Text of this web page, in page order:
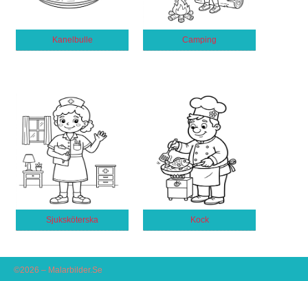
Kanelbulle Camping
Sjuksköterska Kock
©2026 – Malarbilder.Se